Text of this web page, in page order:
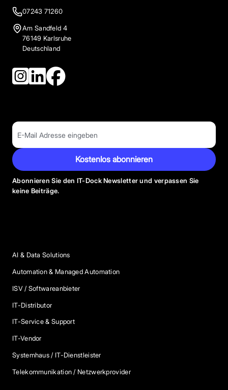
07243 71260
Am Sandfeld 4
76149 Karlsruhe
Deutschland
Kostenlos abonnieren
Abonnieren Sie den IT-Dock Newsletter und verpassen Sie
keine Beiträge.
AI & Data Solutions
Automation & Managed Automation
ISV / Softwareanbieter
IT-Distributor
IT-Service & Support
IT-Vendor
Systemhaus / IT-Dienstleister
Telekommunikation / Netzwerkprovider